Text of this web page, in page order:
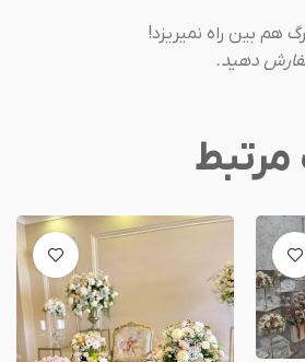
هم بین راه نمیریزد!
سفارش دهید.